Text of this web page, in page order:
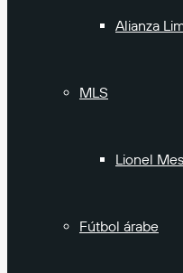
Alianza
MLS
Lionel
Fútbol árabe